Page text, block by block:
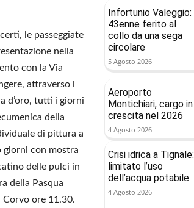
le passeggiate
nella
con la Via
attraverso i
d’oro, tutti i giorni
della
di pittura a
giorni con mostra
delle pulci in
della Pasqua
Corvo ore 11.30.
Infortunio Valeggio:
43enne ferito al
collo da una sega
circolare
5 Agosto 2026
Aeroporto
Montichiari, cargo in
crescita nel 2026
4 Agosto 2026
Crisi idrica a Tignale:
limitato l’uso
dell’acqua potabile
4 Agosto 2026